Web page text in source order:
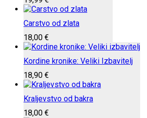
Carstvo od zlata
18,00 €
Kordine kronike: Veliki Izbavitelj
18,90 €
Kraljevstvo od bakra
18,00 €